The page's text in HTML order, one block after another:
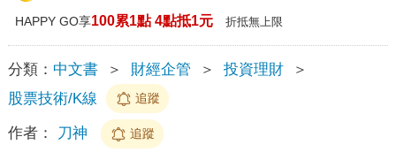
HAPPY GO享100累1點 4點抵1元 折抵無上限
分類： 中文書 ＞ 財經企管 ＞ 投資理財
＞
股票技術/K線
追蹤
作者： 刀神 追蹤